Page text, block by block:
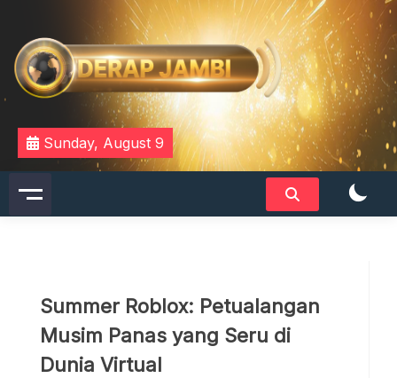
content
DERAPJAMBI
Sunday, August 9
Summer Roblox: Petualangan
Musim Panas yang Seru di
Dunia Virtual